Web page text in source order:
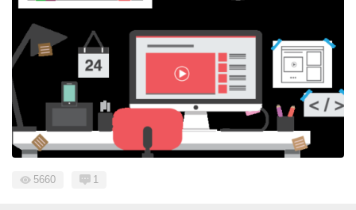
5660 1